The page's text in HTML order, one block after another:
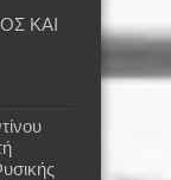
ΚΑΙ